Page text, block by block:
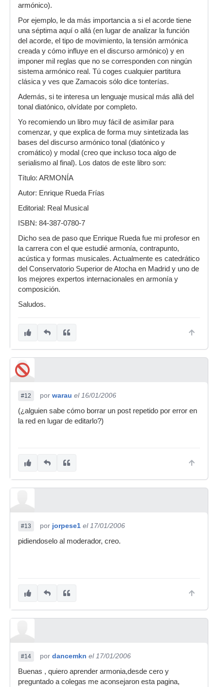
armónico).
Por ejemplo, le da más importancia a si el acorde tiene
una séptima aquí o allá (en lugar de analizar la función
del acorde, el tipo de movimiento, la tensión armónica
creada y cómo influye en el discurso armónico) y en
imponer mil reglas que no se corresponden con ningún
sistema armónico real. Tú coges cualquier partitura
clásica y ves que Zamacois sólo dice tonterías.
Además, si te interesa un lenguaje musical más allá del
tonal diatónico, olvídate por completo.
Yo recomiendo un libro muy fácil de asimilar para
comenzar, y que explica de forma muy sintetizada las
bases del discurso armónico tonal (diatónico y
cromático) y modal (creo que incluso toca algo de
serialismo al final). Los datos de este libro son:
Título: ARMONÍA
Autor: Enrique Rueda Frías
Editorial: Real Musical
ISBN: 84-387-0780-7
Dicho sea de paso que Enrique Rueda fue mi profesor en
la carrera con el que estudié armonía, contrapunto,
acústica y formas musicales. Actualmente es catedrático
del Conservatorio Superior de Atocha en Madrid y uno de
los mejores expertos internacionales en armonía y
composición.
Saludos.
#12 por warau el 16/01/2006
(¿alguien sabe cómo borrar un post repetido por error en
la red en lugar de editarlo?)
#13 por jorpese1 el 17/01/2006
pidiendoselo al moderador, creo.
#14 por dancemkn el 17/01/2006
Buenas , quiero aprender armonia,desde cero y
preguntado a colegas me aconsejaron esta pagina,